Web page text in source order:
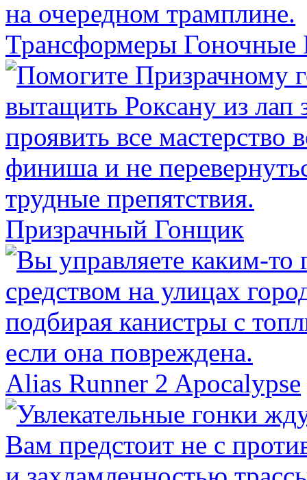
Трансформеры
Призрачный Гонщик
Alias Runner 2 Apocalypse